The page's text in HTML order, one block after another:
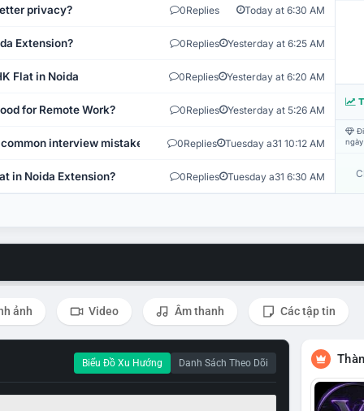
privacy? 0Replies Today at 6:30 AM
Extension? 0Replies Yesterday at 6:25 AM
Flat in Noida 0Replies Yesterday at 6:20 AM
for Remote Work? 0Replies Yesterday at 5:26 AM
interview mistakes? 0Replies Tuesday a31 10:12 AM
in Noida Extension? 0Replies Tuesday a31 6:30 AM
ảnh Video Âm thanh Các tập tin
Biểu Đồ Xu Hướng Danh Sách Theo Dõi